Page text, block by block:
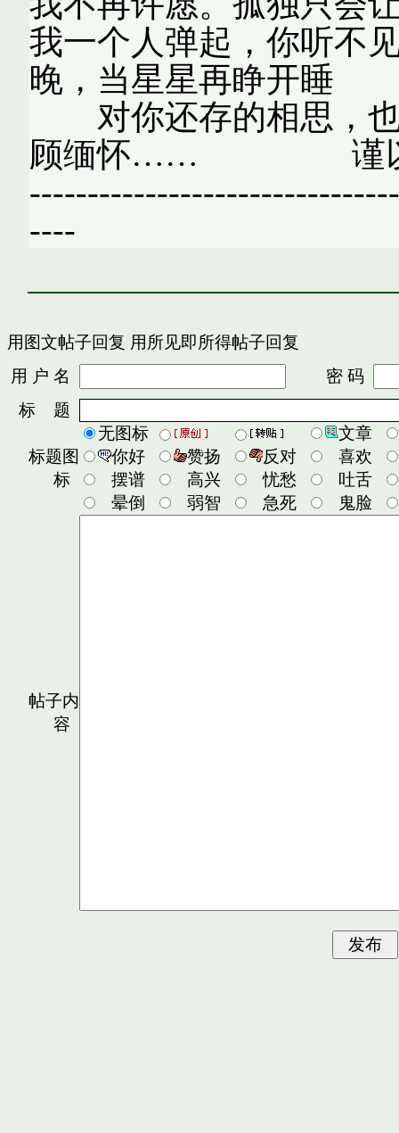
我一个人弹起，你听不
晚，当星星再睁开
对你还存的相思，也
顾缅怀…… 谨
----
用图文帖子回复 用所见即所得帖子回复
用 户 名
密 码
标 题
标题图
标
无图标
文章
你好
赞扬 反对
喜欢
摆谱
高兴 忧愁
吐舌
晕倒
弱智 急死 鬼脸
帖子内
容